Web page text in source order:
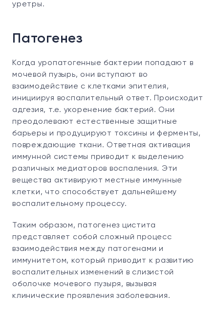
уретры.
Патогенез
Когда уропатогенные бактерии попадают в
мочевой пузырь, они вступают во
взаимодействие с клетками эпителия,
инициируя воспалительный ответ. Происходит
адгезия, т.е. укоренение бактерий. Они
преодолевают естественные защитные
барьеры и продуцируют токсины и ферменты,
повреждающие ткани. Ответная активация
иммунной системы приводит к выделению
различных медиаторов воспаления. Эти
вещества активируют местные иммунные
клетки, что способствует дальнейшему
воспалительному процессу.
Таким образом, патогенез цистита
представляет собой сложный процесс
взаимодействия между патогенами и
иммунитетом, который приводит к развитию
воспалительных изменений в слизистой
оболочке мочевого пузыря, вызывая
клинические проявления заболевания.